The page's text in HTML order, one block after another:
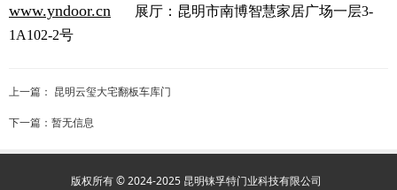
www.yndoor.cn
展厅：昆明市南博智慧家居广场一层3-
1A102-2号
上一篇： 昆明云玺大宅翻板车库门
下一篇：暂无信息
版权所有 © 2024-2025 昆明铼孚特门业科技有限公司